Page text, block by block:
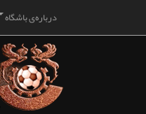
درباره‌ی باشگاه